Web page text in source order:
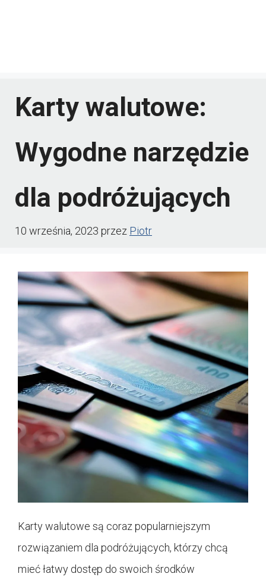
Karty walutowe:
Wygodne narzędzie
dla podróżujących
10 września, 2023 przez Piotr
Karty walutowe są coraz popularniejszym
rozwiązaniem dla podróżujących, którzy chcą
mieć łatwy dostęp do swoich środków